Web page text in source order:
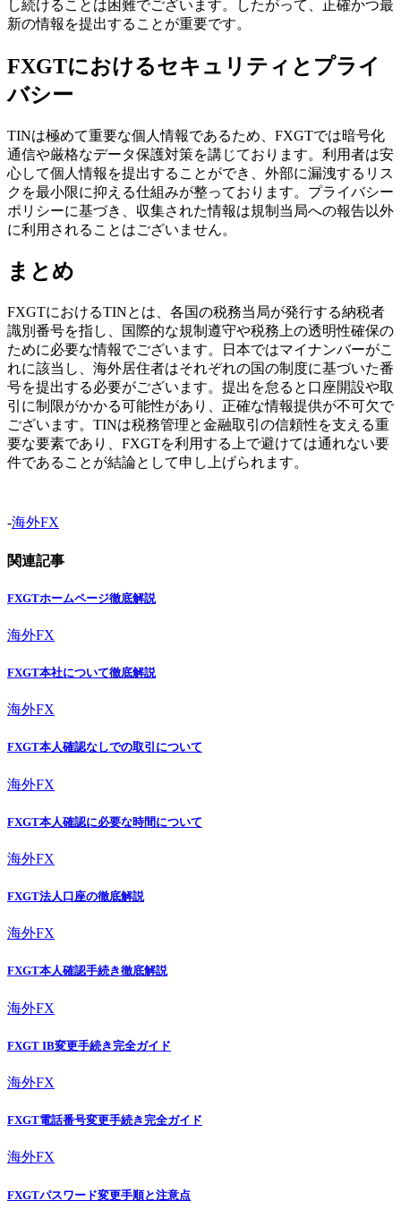
し続けることは困難でございます。したがって、正確かつ最
新の情報を提出することが重要です。
FXGTにおけるセキュリティとプライ
バシー
TINは極めて重要な個人情報であるため、FXGTでは暗号化
通信や厳格なデータ保護対策を講じております。利用者は安
心して個人情報を提出することができ、外部に漏洩するリス
クを最小限に抑える仕組みが整っております。プライバシー
ポリシーに基づき、収集された情報は規制当局への報告以外
に利用されることはございません。
まとめ
FXGTにおけるTINとは、各国の税務当局が発行する納税者
識別番号を指し、国際的な規制遵守や税務上の透明性確保の
ために必要な情報でございます。日本ではマイナンバーがこ
れに該当し、海外居住者はそれぞれの国の制度に基づいた番
号を提出する必要がございます。提出を怠ると口座開設や取
引に制限がかかる可能性があり、正確な情報提供が不可欠で
ございます。TINは税務管理と金融取引の信頼性を支える重
要な要素であり、FXGTを利用する上で避けては通れない要
件であることが結論として申し上げられます。
-海外FX
関連記事
FXGTホームページ徹底解説
海外FX
FXGT本社について徹底解説
海外FX
FXGT本人確認なしでの取引について
海外FX
FXGT本人確認に必要な時間について
海外FX
FXGT法人口座の徹底解説
海外FX
FXGT本人確認手続き徹底解説
海外FX
FXGT IB変更手続き完全ガイド
海外FX
FXGT電話番号変更手続き完全ガイド
海外FX
FXGTパスワード変更手順と注意点